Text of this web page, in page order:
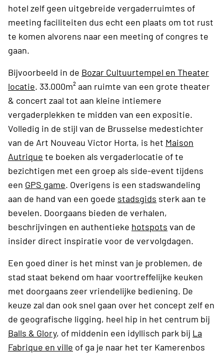
hotel zelf geen uitgebreide vergaderruimtes of
meeting faciliteiten dus echt een plaats om tot rust
te komen alvorens naar een meeting of congres te
gaan.
Bijvoorbeeld in de Bozar Cultuurtempel en Theater
locatie. 33.000m² aan ruimte van een grote theater
& concert zaal tot aan kleine intiemere
vergaderplekken te midden van een expositie.
Volledig in de stijl van de Brusselse medestichter
van de Art Nouveau Victor Horta, is het Maison
Autrique te boeken als vergaderlocatie of te
bezichtigen met een groep als side-event tijdens
een GPS game. Overigens is een stadswandeling
aan de hand van een goede stadsgids sterk aan te
bevelen. Doorgaans bieden de verhalen,
beschrijvingen en authentieke hotspots van de
insider direct inspiratie voor de vervolgdagen.
Een goed diner is het minst van je problemen, de
stad staat bekend om haar voortreffelijke keuken
met doorgaans zeer vriendelijke bediening. De
keuze zal dan ook snel gaan over het concept zelf en
de geografische ligging, heel hip in het centrum bij
Balls & Glory, of middenin een idyllisch park bij La
Fabrique en ville of ga je naar het ter Kamerenbos